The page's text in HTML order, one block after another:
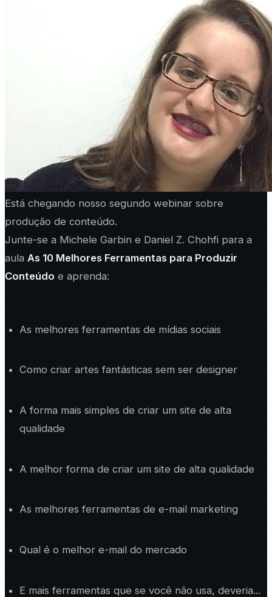
Está chegando nosso segundo webinar sobre
produção de conteúdo.
Junte-se a Michele Garbin e Daniel Z. Chohfi para a
aula As 10 Melhores Ferramentas para Produzir
Conteúdo e aprenda:
As melhores ferramentas de mídias sociais
Como criar artes fantásticas sem ser designer
A forma mais simples de criar um site de alta
qualidade
A melhor forma de criar um site de alta qualidade
As melhores ferramentas de e-mail marketing
Qual é o melhor e-mail do mercado
E mais ferramentas que se você não usa, deveria...